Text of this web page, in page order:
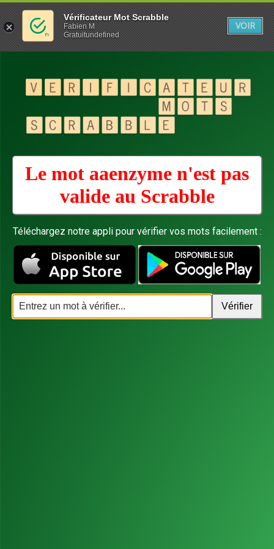
Le mot aaenzyme n'est pas
valide au Scrabble
Téléchargez notre appli pour vérifier vos mots facilement :
Vérificateur Mot Scrabble
Fabien M
Gratuitundefined
VOIR